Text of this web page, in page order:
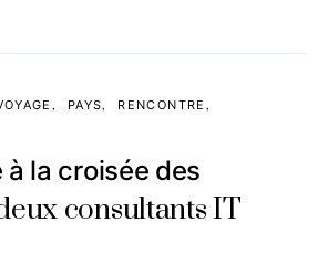
PAYS
RENCONTRE
à la croisée des
consultants IT